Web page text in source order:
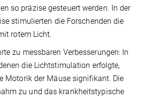
so präzise gesteuert werden. In der
stimulierten die Forschenden die
rotem Licht.
zu messbaren Verbesserungen: In
die Lichtstimulation erfolgte,
Motorik der Mäuse signifikant. Die
zu und das krankheitstypische